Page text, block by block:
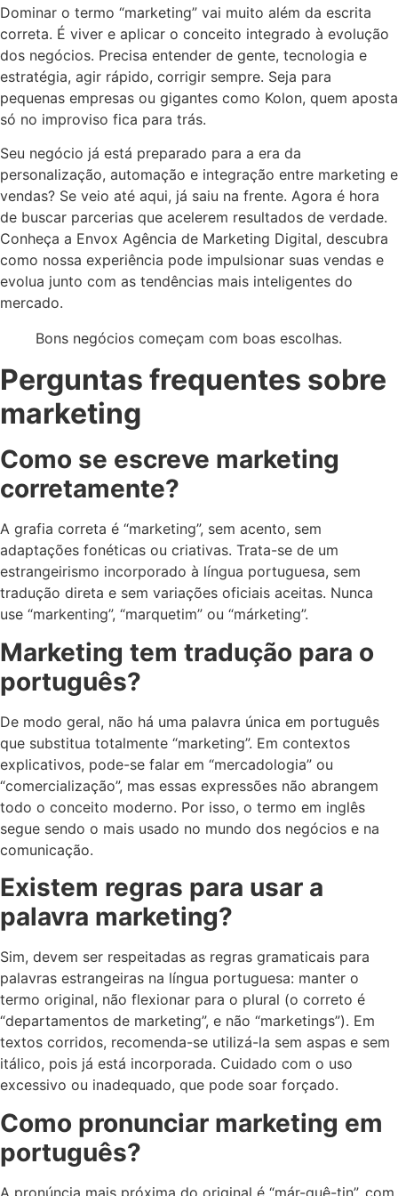
Dominar o termo “marketing” vai muito além da escrita
correta. É viver e aplicar o conceito integrado à evolução
dos negócios. Precisa entender de gente, tecnologia e
estratégia, agir rápido, corrigir sempre. Seja para
pequenas empresas ou gigantes como Kolon, quem aposta
só no improviso fica para trás.
Seu negócio já está preparado para a era da
personalização, automação e integração entre marketing e
vendas? Se veio até aqui, já saiu na frente. Agora é hora
de buscar parcerias que acelerem resultados de verdade.
Conheça a Envox Agência de Marketing Digital, descubra
como nossa experiência pode impulsionar suas vendas e
evolua junto com as tendências mais inteligentes do
mercado.
Bons negócios começam com boas escolhas.
Perguntas frequentes sobre
marketing
Como se escreve marketing
corretamente?
A grafia correta é “marketing”, sem acento, sem
adaptações fonéticas ou criativas. Trata-se de um
estrangeirismo incorporado à língua portuguesa, sem
tradução direta e sem variações oficiais aceitas. Nunca
use “markenting”, “marquetim” ou “márketing”.
Marketing tem tradução para o
português?
De modo geral, não há uma palavra única em português
que substitua totalmente “marketing”. Em contextos
explicativos, pode-se falar em “mercadologia” ou
“comercialização”, mas essas expressões não abrangem
todo o conceito moderno. Por isso, o termo em inglês
segue sendo o mais usado no mundo dos negócios e na
comunicação.
Existem regras para usar a
palavra marketing?
Sim, devem ser respeitadas as regras gramaticais para
palavras estrangeiras na língua portuguesa: manter o
termo original, não flexionar para o plural (o correto é
“departamentos de marketing”, e não “marketings”). Em
textos corridos, recomenda-se utilizá-la sem aspas e sem
itálico, pois já está incorporada. Cuidado com o uso
excessivo ou inadequado, que pode soar forçado.
Como pronunciar marketing em
português?
A pronúncia mais próxima do original é “már-quê-tin”, com